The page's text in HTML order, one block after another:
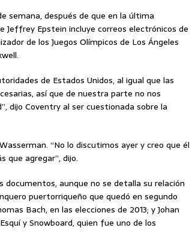
semana, después de que en la última
Jeffrey Epstein incluye correos electrónicos de
de los Juegos Olímpicos de Los Ángeles
de Estados Unidos, al igual que las
así que de nuestra parte no nos
dijo Coventry al ser cuestionada sobre la
“No lo discutimos ayer y creo que él
que agregar”, dijo.
aunque no se detalla su relación
puertorriqueño que quedó en segundo
Bach, en las elecciones de 2013; y Johan
y Snowboard, quien fue uno de los